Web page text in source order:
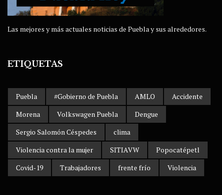
Las mejores y más actuales noticias de Puebla y sus alrededores.
ETIQUETAS
Puebla #Gobierno de Puebla AMLO
Accidente
Morena
Volkswagen Puebla
Dengue
Sergio Salomón Céspedes
clima
Violencia contra la mujer
SITIAVW
Popocatépetl
Covid-19
Trabajadores frente frío Violencia